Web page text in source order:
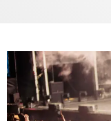
ESPECTÁCULOS
GEEKERS
MÚSICA
INICIO
RADIO SPLENDID